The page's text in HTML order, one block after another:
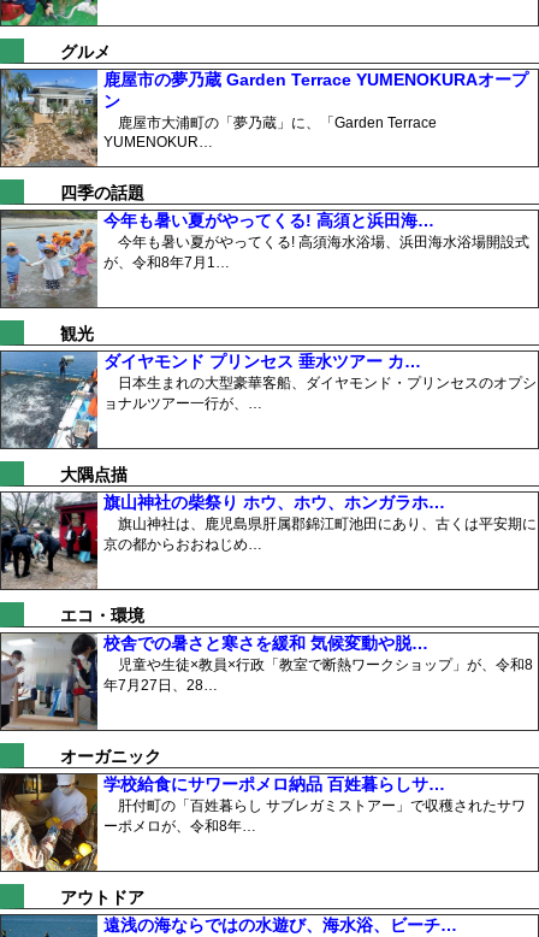
グルメ
鹿屋市の夢乃蔵 Garden Terrace YUMENOKURAオープ
ン
鹿屋市大浦町の「夢乃蔵」に、「Garden Terrace
YUMENOKUR…
四季の話題
今年も暑い夏がやってくる! 高須と浜田海…
今年も暑い夏がやってくる! 高須海水浴場、浜田海水浴場開設式
が、令和8年7月1…
観光
ダイヤモンド プリンセス 垂水ツアー カ…
日本生まれの大型豪華客船、ダイヤモンド・プリンセスのオプシ
ョナルツアー一行が、…
大隅点描
旗山神社の柴祭り ホウ、ホウ、ホンガラホ…
旗山神社は、鹿児島県肝属郡錦江町池田にあり、古くは平安期に
京の都からおおねじめ…
エコ・環境
校舎での暑さと寒さを緩和 気候変動や脱…
児童や生徒×教員×行政「教室で断熱ワークショップ」が、令和8
年7月27日、28…
オーガニック
学校給食にサワーポメロ納品 百姓暮らしサ…
肝付町の「百姓暮らし サブレガミストアー」で収穫されたサワ
ーポメロが、令和8年…
アウトドア
遠浅の海ならではの水遊び、海水浴、ビーチ…